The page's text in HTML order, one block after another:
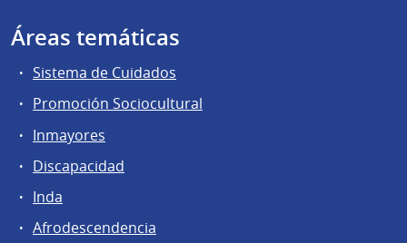
Áreas temáticas
Sistema de Cuidados
Promoción Sociocultural
Inmayores
Discapacidad
Inda
Afrodescendencia